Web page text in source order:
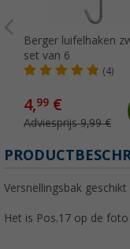
Berger luifelhaken
set van 6
(4)
4,99 €
Adviesprijs 9,99 €
Versnellingsbak
Het is Pos.17 op de foto